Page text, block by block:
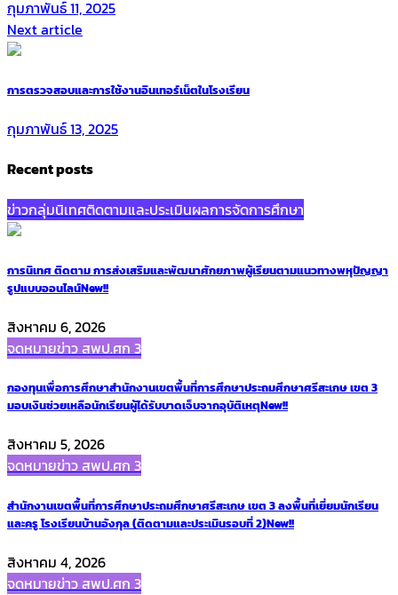
กุมภาพันธ์ 11, 2025
Next article
การตรวจสอบและการใช้งานอินเทอร์เน็ตในโรงเรียน
กุมภาพันธ์ 13, 2025
Recent posts
ข่าวกลุ่มนิเทศติดตามและประเมินผลการจัดการศึกษา
การนิเทศ ติดตาม การส่งเสริมและพัฒนาศักยภาพผู้เรียนตามแนวทางพหุปัญญา
รูปแบบออนไลน์New!!
สิงหาคม 6, 2026
จดหมายข่าว สพป.ศก 3
กองทุนเพื่อการศึกษาสำนักงานเขตพื้นที่การศึกษาประถมศึกษาศรีสะเกษ เขต 3
มอบเงินช่วยเหลือนักเรียนผู้ได้รับบาดเจ็บจากอุบัติเหตุNew!!
สิงหาคม 5, 2026
จดหมายข่าว สพป.ศก 3
สำนักงานเขตพื้นที่การศึกษาประถมศึกษาศรีสะเกษ เขต 3 ลงพื้นที่เยี่ยมนักเรียน
และครู โรงเรียนบ้านอังกุล (ติดตามและประเมินรอบที่ 2)New!!
สิงหาคม 4, 2026
จดหมายข่าว สพป.ศก 3